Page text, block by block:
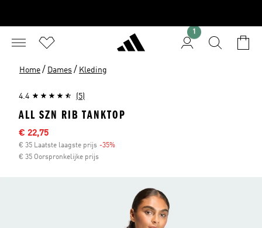
1
Home / Dames / Kleding
4.4 (5)
ALL SZN RIB TANKTOP
Sale price
€ 22,75
€ 35 Laatste laagste prijs -35%
€ 35 Oorspronkelijke prijs